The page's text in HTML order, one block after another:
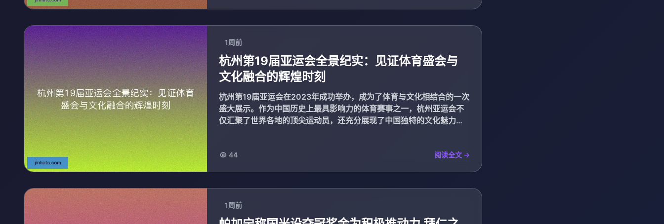
1周前
杭州第19届亚运会全景纪实：见证体育盛会与
文化融合的辉煌时刻
杭州第19届亚运会在2023年成功举办，成为了体育与文化相结合的一次
盛大展示。作为中国历史上最具影响力的体育赛事之一，杭州亚运会不
仅汇聚了世界各地的顶尖运动员，还充分展现了中国独特的文化魅力。
44 阅读全文 →
1周前